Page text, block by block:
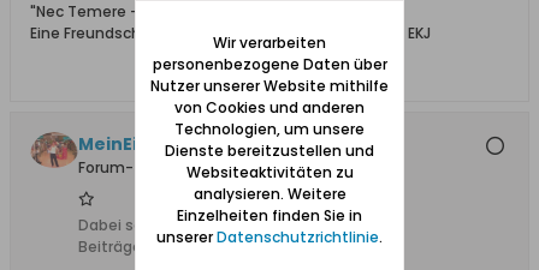
"Nec Temere - Nec Timide"
Eine Freundschaft ist das, was man aus ihr macht. EKJ
MeinEichwalde
Forum-Teilnehmer
Dabei seit:
06.10.2008
Beiträge:
545
Wir verarbeiten
personenbezogene Daten über
Nutzer unserer Website mithilfe
von Cookies und anderen
Technologien, um unsere
Dienste bereitzustellen und
Websiteaktivitäten zu
analysieren. Weitere
Einzelheiten finden Sie in
unsererDatenschutzrichtlinie.